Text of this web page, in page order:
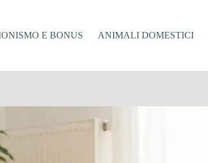
E BONUS ANIMALI DOMESTICI